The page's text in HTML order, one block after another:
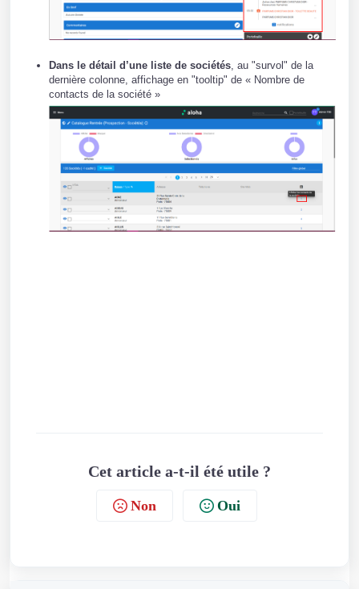
Dans le détail d’une liste de sociétés, au "survol" de la
dernière colonne, affichage en "tooltip" de « Nombre de
contacts de la société »
Cet article a-t-il été utile ?
Non Oui